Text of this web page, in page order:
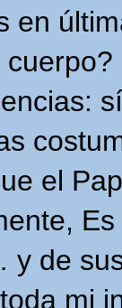
en
el
y de
mi